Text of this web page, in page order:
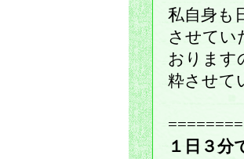
私自身も
させてい
おります
粋させて
１日３分